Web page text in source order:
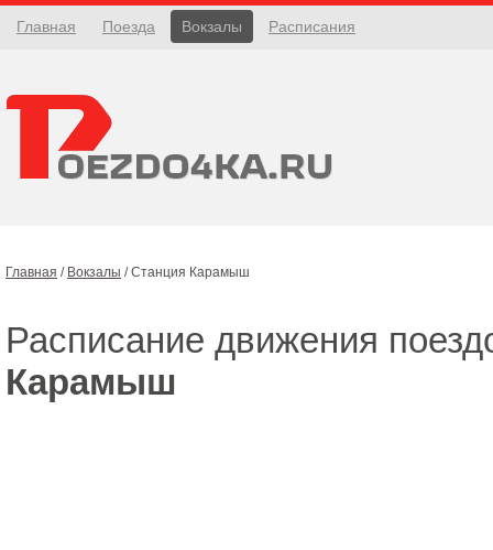
Главная Поезда Вокзалы Расписания
Главная / Вокзалы /Станция Карамыш
Расписание движения
Карамыш